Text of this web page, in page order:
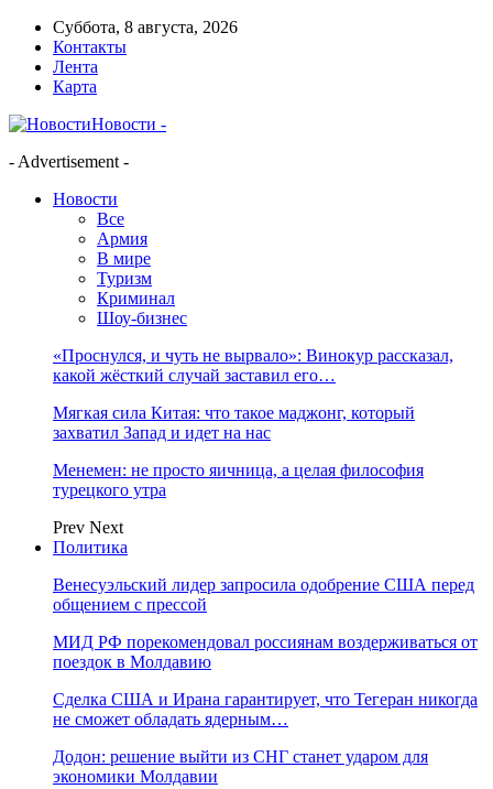
Суббота, 8 августа, 2026
Контакты
Лента
Карта
Новости -
- Advertisement -
Новости
Все
Армия
В мире
Туризм
Криминал
Шоу-бизнес
«Проснулся, и чуть не вырвало»: Винокур рассказал,
какой жёсткий случай заставил его…
Мягкая сила Китая: что такое маджонг, который
захватил Запад и идет на нас
Менемен: не просто яичница, а целая философия
турецкого утра
Prev Next
Политика
Венесуэльский лидер запросила одобрение США перед
общением с прессой
МИД РФ порекомендовал россиянам воздерживаться от
поездок в Молдавию
Сделка США и Ирана гарантирует, что Тегеран никогда
не сможет обладать ядерным…
Додон: решение выйти из СНГ станет ударом для
экономики Молдавии